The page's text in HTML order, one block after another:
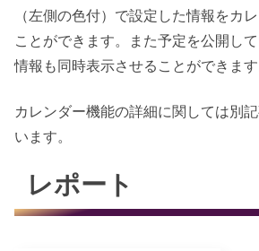
（左側の色付）で設定した情報をカ
ことができます。また予定を公開し
情報も同時表示させることができます
カレンダー機能の詳細に関しては別
います。
レポート